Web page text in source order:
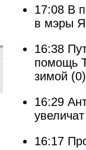
17:08 В
в мэры
16:38
помощь
зимой (0)
16:29
16:17